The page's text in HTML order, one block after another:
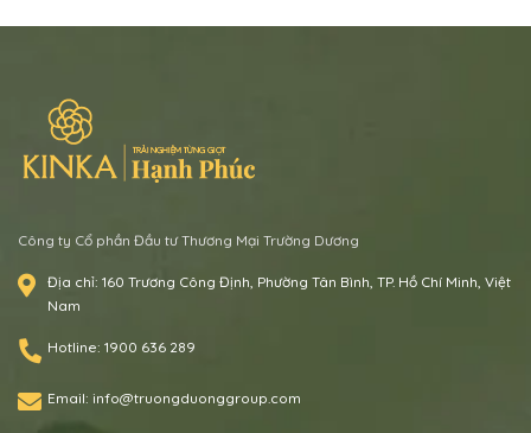
Công ty Cổ phần Đầu tư Thương Mại Trường Dương
Địa chỉ: 160 Trương Công Định, Phường Tân Bình, TP. Hồ Chí Minh, Việt
Nam
Hotline: 1900 636 289
Email: info@truongduonggroup.com